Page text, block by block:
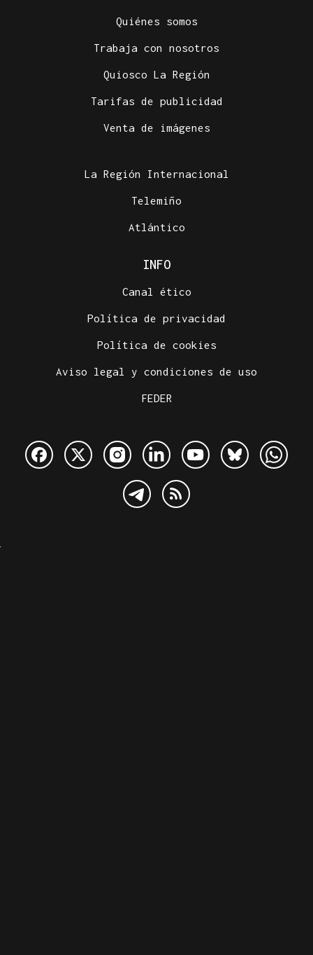
Quiénes somos
Trabaja con nosotros
Quiosco La Región
Tarifas de publicidad
Venta de imágenes
La Región Internacional
Telemiño
Atlántico
INFO
Canal ético
Política de privacidad
Política de cookies
Aviso legal y condiciones de uso
FEDER